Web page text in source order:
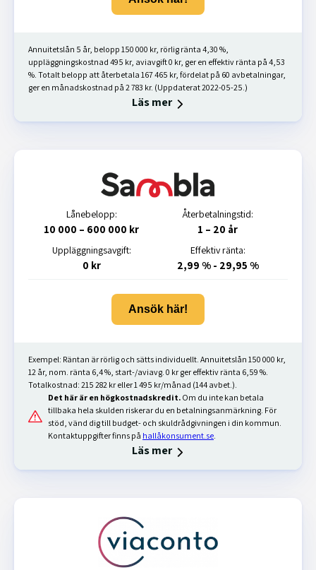
Annuitetslån 5 år, belopp 150 000 kr, rörlig ränta 4,30 %,
uppläggningskostnad 495 kr, aviavgift 0 kr, ger en effektiv ränta på 4,53
%. Totalt belopp att återbetala 167 465 kr, fördelat på 60 avbetalningar,
ger en månadskostnad på 2 783 kr. (Uppdaterat 2022-05-25.)
Läs mer
Lånebelopp:
10 000 – 600 000 kr
Återbetalningstid:
1 – 20 år
Uppläggningsavgift:
0 kr
Effektiv ränta:
2,99 % - 29,95 %
Ansök här!
Exempel: Räntan är rörlig och sätts individuellt. Annuitetslån 150 000 kr,
12 år, nom. ränta 6,4 %, start-/aviavg. 0 kr ger effektiv ränta 6,59 %.
Totalkostnad: 215 282 kr eller 1 495 kr/månad (144 avbet.).
Det här är en högkostnadskredit. Om du inte kan betala
tillbaka hela skulden riskerar du en betalningsanmärkning. För
stöd, vänd dig till budget- och skuldrådgivningen i din kommun.
Kontaktuppgifter finns på hallåkonsument.se.
Läs mer